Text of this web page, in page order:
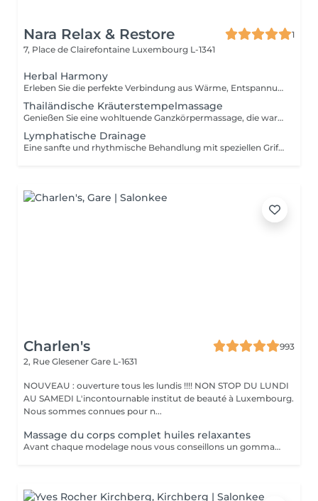
Nara Relax & Restore
1
7, Place de Clairefontaine Luxembourg L-1341
Herbal Harmony
Erleben Sie die perfekte Verbindung aus Wärme, Entspannung und traditioneller Thai-Wellness. Diese luxuriöse Behandlung beginnt mit einer thailändischen Kräuterstempelmassage, bei der gedämpfte Kräuterkompressen Muskelverspannungen lösen und tiefe Entspannung fördern. Anschließend rundet eine revitalisierende thailändische Fußreflexzonenmassage das Verwöhnprogramm ab. Enthalten sind: Thailändische Kräuterstempelmassage 90 Min. Thailändische Fußreflexzonenmassage 30 Min. Gesamtdauer: 120 Minuten Eine wohltuende Wellness-Reise, die Körper und Geist in Einklang bringt und für nachhaltige Entspannung sorgt.
Thailändische Kräuterstempelmassage
Genießen Sie eine wohltuende Ganzkörpermassage, die warme Kräuterstempel mit traditionellen Techniken der Thai-Massage kombiniert. Die gedämpften Kräuterkompressen helfen, Muskelverspannungen zu lösen, die Durchblutung zu fördern und ein tiefes Gefühl von Entspannung und Wohlbefinden zu schaffen. Als besondere Aufmerksamkeit erhalten Sie nach der Behandlung zwei Kräuterstempel für zu Hause.
Lymphatische Drainage
Eine sanfte und rhythmische Behandlung mit speziellen Grifftechniken zur Unterstützung des natürlichen Lymphflusses. Die Anwendung kann helfen, Schweregefühle zu reduzieren, den Flüssigkeitstransport im Gewebe zu fördern und ein angenehmes Gefühl von Leichtigkeit zu vermitteln.
Charlen's
993
2, Rue Glesener Gare L-1631
NOUVEAU : ouverture tous les lundis !!!! NON STOP DU LUNDI
AU SAMEDI L'incontournable institut de beauté à Luxembourg.
Nous sommes connues pour n...
Massage du corps complet huiles relaxantes
Avant chaque modelage nous vous conseillons un gommage du corps peau de velours qui rendra votre peau toute douce. Le modelage est réalise par des personnes diplômées